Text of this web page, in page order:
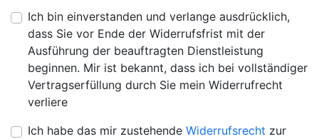
Ich bin einverstanden und verlange ausdrücklich,
dass Sie vor Ende der Widerrufsfrist mit der
Ausführung der beauftragten Dienstleistung
beginnen. Mir ist bekannt, dass ich bei vollständiger
Vertragserfüllung durch Sie mein Widerrufrecht
verliere
Ich habe das mir zustehende Widerrufsrecht zur